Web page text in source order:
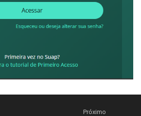
Próximo